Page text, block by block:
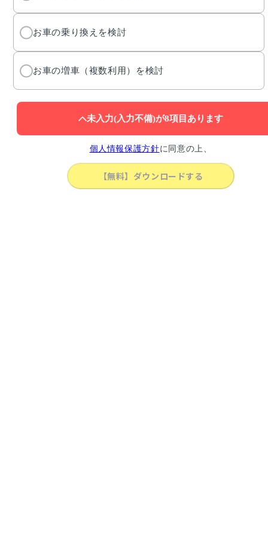
お車の乗り換えを検討
お車の増車（複数利用）を検討
未入力(入力不備)が8項目あります
個人情報保護方針に同意の上、
【無料】ダウンロードする